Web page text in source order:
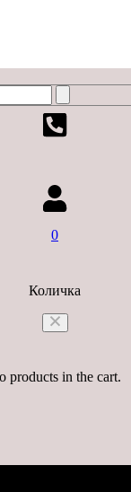
0
Количка
products in the cart.